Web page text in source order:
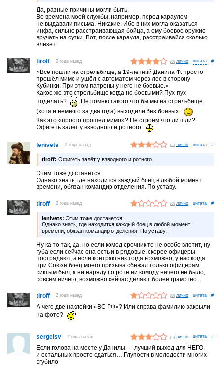
Да, разные причины могли быть.
Во времена моей службы, например, перед караулом
не выдавали письма. Никакие. Ибо в них могла оказаться
инфа, сильно расстраивающая бойца, а ему боевое оружие
вручать на сутки. Вот, после караула, расстраивайся сколько
влезет.
tiroff 2 года назад лично #
«Все пошли на стрельбище, а 19-летний Данила Ф. просто
прошёл мимо и ушёл с автоматом через лес в сторону
Кубинки. При этом патроны у него не боевые.»
Какое же это стрельбище когда не боевыми? Пух-пух
поделать?
Не помню такого что бы мы на стрельбище
(хотя и немного за два года) выходили без боевых.
Как это «просто прошёл мимо»? Не строем что ли шли?
Офигеть залёт у взводного и ротного.
lenivets 2 года назад лично #
tiroff: Офигеть залёт у взводного и ротного.
Этим тоже достанется.
Однако знать, где находится каждый боец в любой момент
времени, обязан командир отделения. По уставу.
tiroff 2 года назад лично #
lenivets: Этим тоже достанется.
Однако знать, где находится каждый боец в любой момент
времени, обязан командир отделения. По уставу.
Ну ка то так, да, но если комод срочник то не особо влетит, ну
губа если сейчас она есть и в рядовые, скорее офицеры
пострадают, а если контрактник тогда возможно, у нас когда
при Союзе боец моего призыва сбежал только офицерам
сиктым был, а ни наряду по роте ни комоду ничего не было,
совсем ничего, возможно сейчас делают более грамотно.
tiroff 2 года назад лично #
А чего две наклейки «ВС РФ»? Или справа фамилию закрыли
на фото?
sergeisv 2 года назад лично #
Если голова на месте у Данилы — лучший выход для НЕГО
и остальных просто сдаться… Глупости в молодости многих
сгубило